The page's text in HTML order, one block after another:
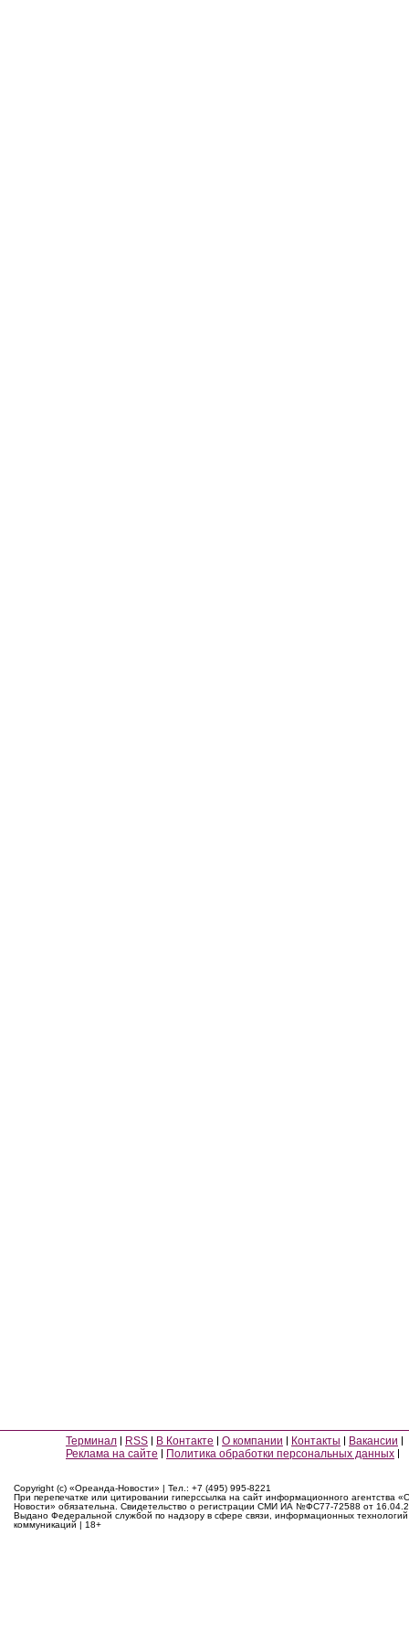
Терминал RSS В Контакте О компании Контакты
Вакансии
Реклама на сайте
Политика обработки персональных данных
Copyright (c) «Ореанда-Новости» | Тел.: +7 (495) 995-8221
При перепечатке или цитировании гиперссылка на сайт информационного агентства
Новости» обязательна. Свидетельство о регистрации СМИ ИА №ФС77-72588 от
Выдано Федеральной службой по надзору в сфере связи, информационных
коммуникаций | 18+